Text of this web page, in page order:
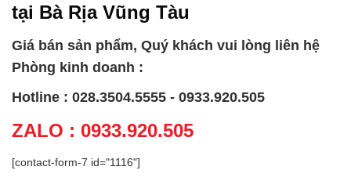
tại Bà Rịa Vũng Tàu
Giá bán sản phẩm, Quý khách vui lòng liên hệ
Phòng kinh doanh :
Hotline : 028.3504.5555 - 0933.920.505
ZALO : 0933.920.505
[contact-form-7 id="1116"]